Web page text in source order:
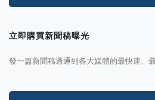
立即購買新聞稿曝光
發一篇新聞稿透通到各大媒體的最快速、